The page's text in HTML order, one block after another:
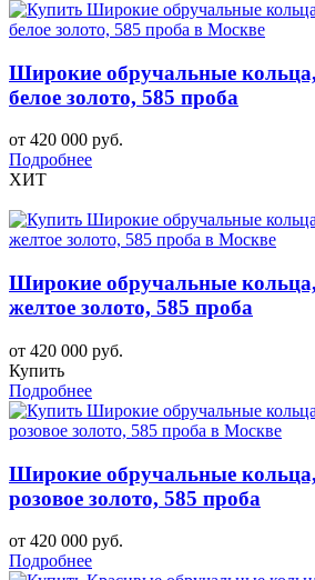
Широкие обручальные
белое золото, 585 проба
от 420 000 руб.
Подробнее
ХИТ
Широкие обручальные
желтое золото, 585 проба
от 420 000 руб.
Купить
Подробнее
Широкие обручальные
розовое золото, 585 проба
от 420 000 руб.
Подробнее